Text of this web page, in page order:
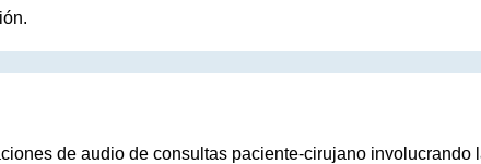
de audio de consultas paciente-cirujano involucrando